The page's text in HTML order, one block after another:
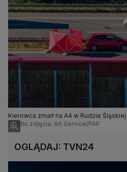
Kierowca zmarł na A4 w Rudzie Śląskiej
Źródło zdjęcia: Art Service/PAP
OGLĄDAJ: TVN24